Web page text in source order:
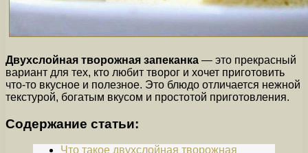
Двухслойная творожная запеканка — это прекрасный
вариант для тех, кто любит творог и хочет приготовить
что-то вкусное и полезное. Это блюдо отличается нежной
текстурой, богатым вкусом и простотой приготовления.
Содержание статьи:
Что такое двухслойная творожная